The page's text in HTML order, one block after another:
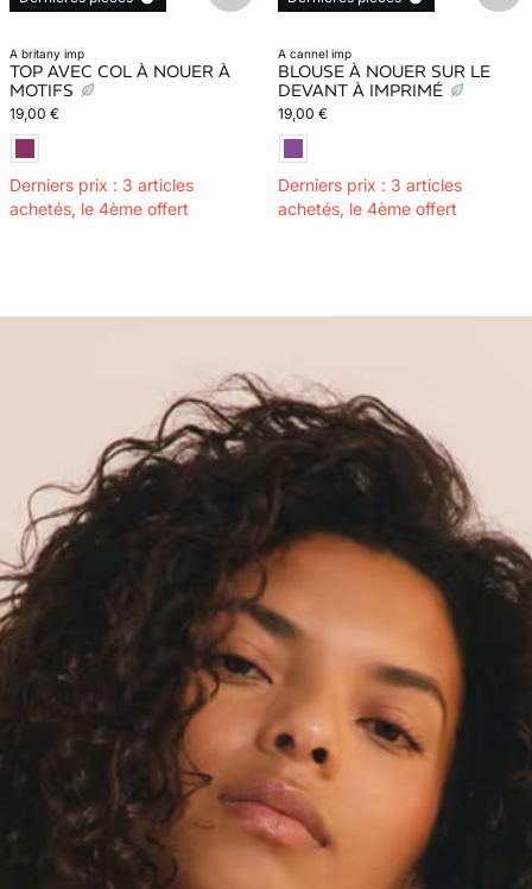
a britany imp
TOP AVEC COL À NOUER À
MOTIFS
19,00 €
Derniers prix : 3 articles
achetés, le 4ème offert
a cannel imp
BLOUSE À NOUER SUR LE
DEVANT À IMPRIMÉ
19,00 €
Derniers prix : 3 articles
achetés, le 4ème offert